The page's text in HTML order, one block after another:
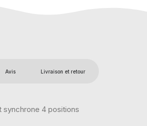
Avis Livraison et retour
synchrone 4 positions